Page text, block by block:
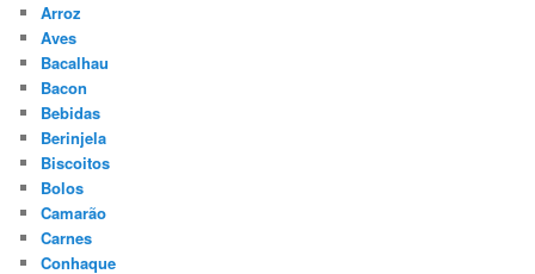
Arroz
Aves
Bacalhau
Bacon
Bebidas
Berinjela
Biscoitos
Bolos
Camarão
Carnes
Conhaque